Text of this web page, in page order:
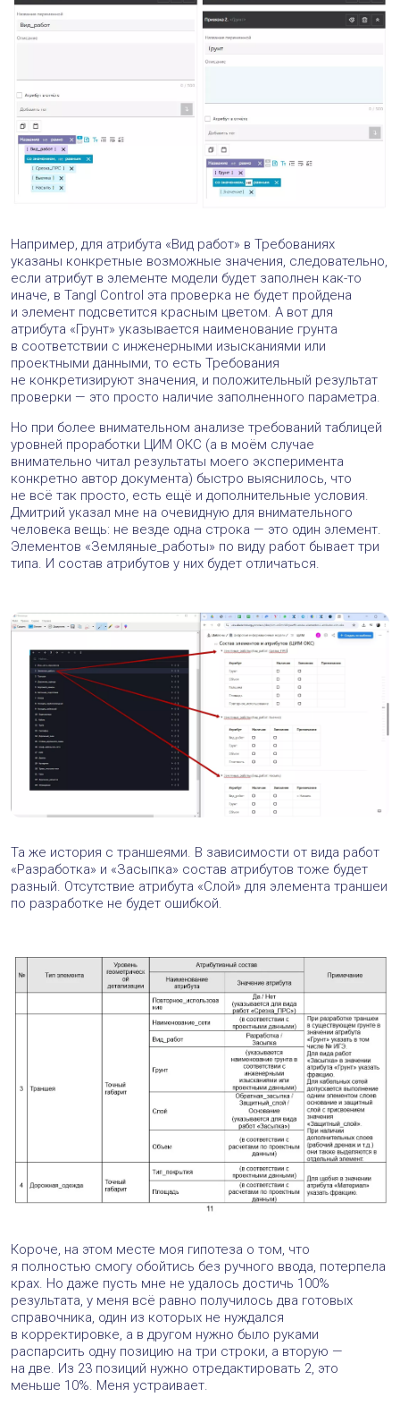
Например, для атрибута «Вид работ» в Требованиях
указаны конкретные возможные значения, следовательно,
если атрибут в элементе модели будет заполнен как-то
иначе, в Tangl Control эта проверка не будет пройдена
и элемент подсветится красным цветом. А вот для
атрибута «Грунт» указывается наименование грунта
в соответствии с инженерными изысканиями или
проектными данными, то есть Требования
не конкретизируют значения, и положительный результат
проверки — это просто наличие заполненного параметра.
Но при более внимательном анализе требований таблицей
уровней проработки ЦИМ ОКС (а в моём случае
внимательно читал результаты моего эксперимента
конкретно автор документа) быстро выяснилось, что
не всё так просто, есть ещё и дополнительные условия.
Дмитрий указал мне на очевидную для внимательного
человека вещь: не везде одна строка — это один элемент.
Элементов «Земляные_работы» по виду работ бывает три
типа. И состав атрибутов у них будет отличаться.
Та же история с траншеями. В зависимости от вида работ
«Разработка» и «Засыпка» состав атрибутов тоже будет
разный. Отсутствие атрибута «Слой» для элемента траншеи
по разработке не будет ошибкой.
Короче, на этом месте моя гипотеза о том, что
я полностью смогу обойтись без ручного ввода, потерпела
крах. Но даже пусть мне не удалось достичь 100%
результата, у меня всё равно получилось два готовых
справочника, один из которых не нуждался
в корректировке, а в другом нужно было руками
распарсить одну позицию на три строки, а вторую —
на две. Из 23 позиций нужно отредактировать 2, это
меньше 10%. Меня устраивает.